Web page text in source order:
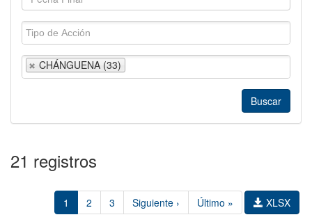
CHÁNGUENA (33)
21 registros
1 2 3 Siguiente › Último » XLSX